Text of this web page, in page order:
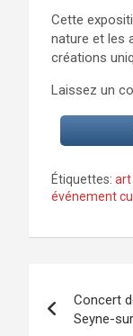
Cette
nature et les
créations
Laissez un
Étiquettes: art
événement
de
Concert
Seyne-